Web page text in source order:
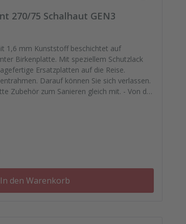
270/75 Schalhaut GEN3
1,6 mm Kunststoff beschichtet auf
Mit speziellem Schutzlack
Ersatzplatten auf die Reise.
Darauf können Sie sich verlassen.
Zubehör zum Sanieren gleich mit. - Von der
In den Warenkorb